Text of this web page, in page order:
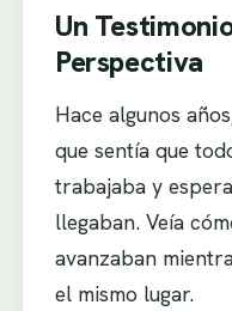
Un
Perspectiva
Hace algunos
que sentía que
trabajaba y
llegaban. Veía
avanzaban
el mismo lugar.